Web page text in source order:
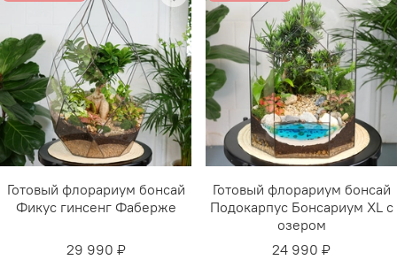
Готовый флорариум бонсай
Фикус гинсенг Фаберже
29 990 ₽
Готовый флорариум бонсай
Подокарпус Бонсариум XL с
озером
24 990 ₽